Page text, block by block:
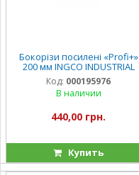
Бокорізи посилені «Profi+»
200 мм INGCO INDUSTRIAL
Код: 000195976
В наличии
440,00 грн.
Купить